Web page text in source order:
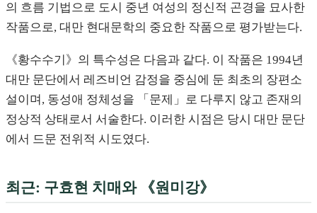
의 흐름 기법으로 도시 중년 여성의 정신적 곤경을 묘사한
작품으로, 대만 현대문학의 중요한 작품으로 평가받는다.
《황수수기》의 특수성은 다음과 같다. 이 작품은 1994년
대만 문단에서 레즈비언 감정을 중심에 둔 최초의 장편소
설이며, 동성애 정체성을 「문제」로 다루지 않고 존재의
정상적 상태로서 서술한다. 이러한 시점은 당시 대만 문단
에서 드문 전위적 시도였다.
최근: 구효현 치매와 《원미강》